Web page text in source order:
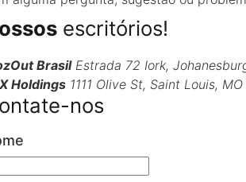
escritórios!
Brasil Estrada 72 Iork,
Holdings 1111 Olive St, Saint Louis,
nos